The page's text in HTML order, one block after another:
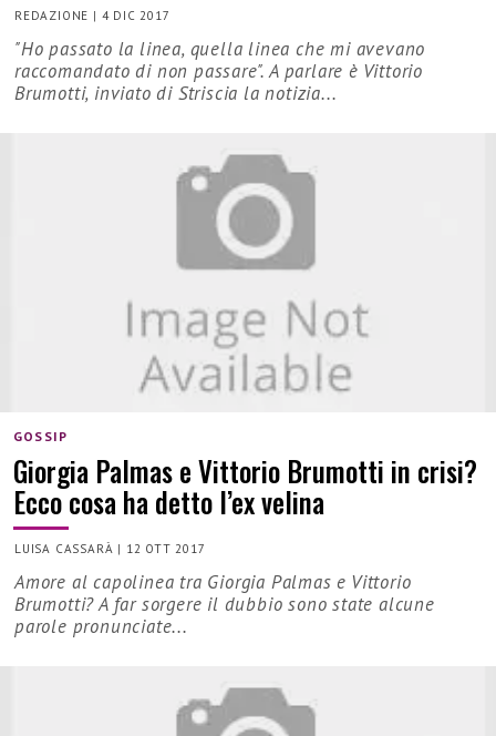
REDAZIONE | 4 DIC 2017
"Ho passato la linea, quella linea che mi avevano
raccomandato di non passare". A parlare è Vittorio
Brumotti, inviato di Striscia la notizia...
GOSSIP
Giorgia Palmas e Vittorio Brumotti in crisi?
Ecco cosa ha detto l’ex velina
LUISA CASSARÀ | 12 OTT 2017
Amore al capolinea tra Giorgia Palmas e Vittorio
Brumotti? A far sorgere il dubbio sono state alcune
parole pronunciate...